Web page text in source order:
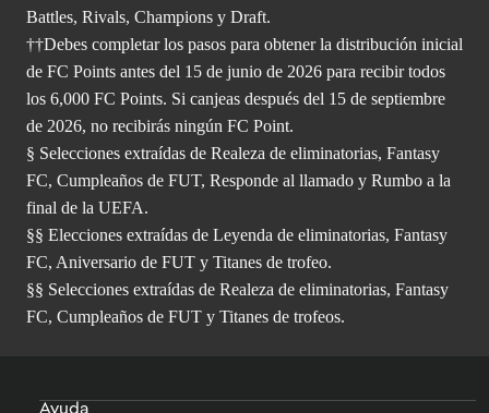
Battles, Rivals, Champions y Draft.
††Debes completar los pasos para obtener la distribución inicial
de FC Points antes del 15 de junio de 2026 para recibir todos
los 6,000 FC Points. Si canjeas después del 15 de septiembre
de 2026, no recibirás ningún FC Point.
§ Selecciones extraídas de Realeza de eliminatorias, Fantasy
FC, Cumpleaños de FUT, Responde al llamado y Rumbo a la
final de la UEFA.
§§ Elecciones extraídas de Leyenda de eliminatorias, Fantasy
FC, Aniversario de FUT y Titanes de trofeo.
§§ Selecciones extraídas de Realeza de eliminatorias, Fantasy
FC, Cumpleaños de FUT y Titanes de trofeos.
Ayuda